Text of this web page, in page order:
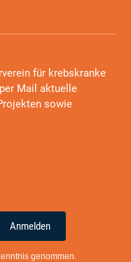
für krebskranke
Mail aktuelle
sowie
Anmelden
genommen.